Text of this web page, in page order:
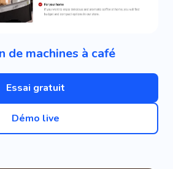
de machines à café
Essai gratuit
Démo live